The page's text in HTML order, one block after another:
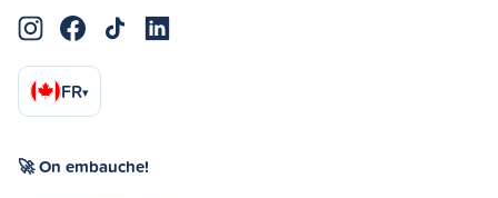
FR▾
🚀 On embauche!